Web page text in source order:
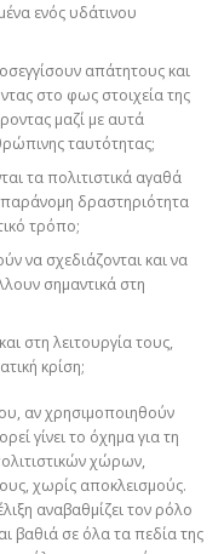
ενός υδάτινου
απάτητους και
στο φως στοιχεία της
μαζί με αυτά
ταυτότητας;
τα πολιτιστικά αγαθά
παράνομη δραστηριότητα
τρόπο;
να σχεδιάζονται και να
σημαντικά στη
στη λειτουργία τους,
κρίση;
αν χρησιμοποιηθούν
γίνει το όχημα για τη
χώρων,
χωρίς αποκλεισμούς.
αναβαθμίζει τον ρόλο
βαθιά σε όλα τα πεδία της